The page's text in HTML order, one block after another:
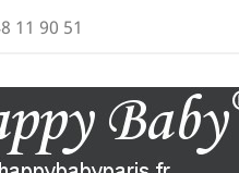
11 90 51